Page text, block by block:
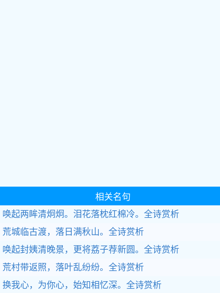
相关名句
唤起两眸清炯炯。泪花落枕红棉冷。 全诗赏析
荒城临古渡，落日满秋山。 全诗赏析
唤起封姨清晚景，更将荔子荐新圆。 全诗赏析
荒村带返照，落叶乱纷纷。 全诗赏析
换我心，为你心，始知相忆深。 全诗赏析